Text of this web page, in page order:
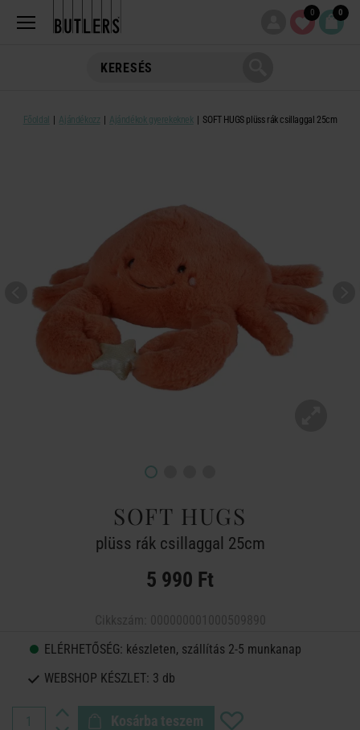
0 0
Főoldal Ajándékozz Ajándékok gyerekeknek SOFT HUGS plüss rák csillaggal 25cm
SOFT HUGS
plüss rák csillaggal 25cm
5 990 Ft
ELÉRHETŐSÉG: készleten, szállítás 2-5 munkanap
WEBSHOP KÉSZLET: 3 db
Kosárba teszem